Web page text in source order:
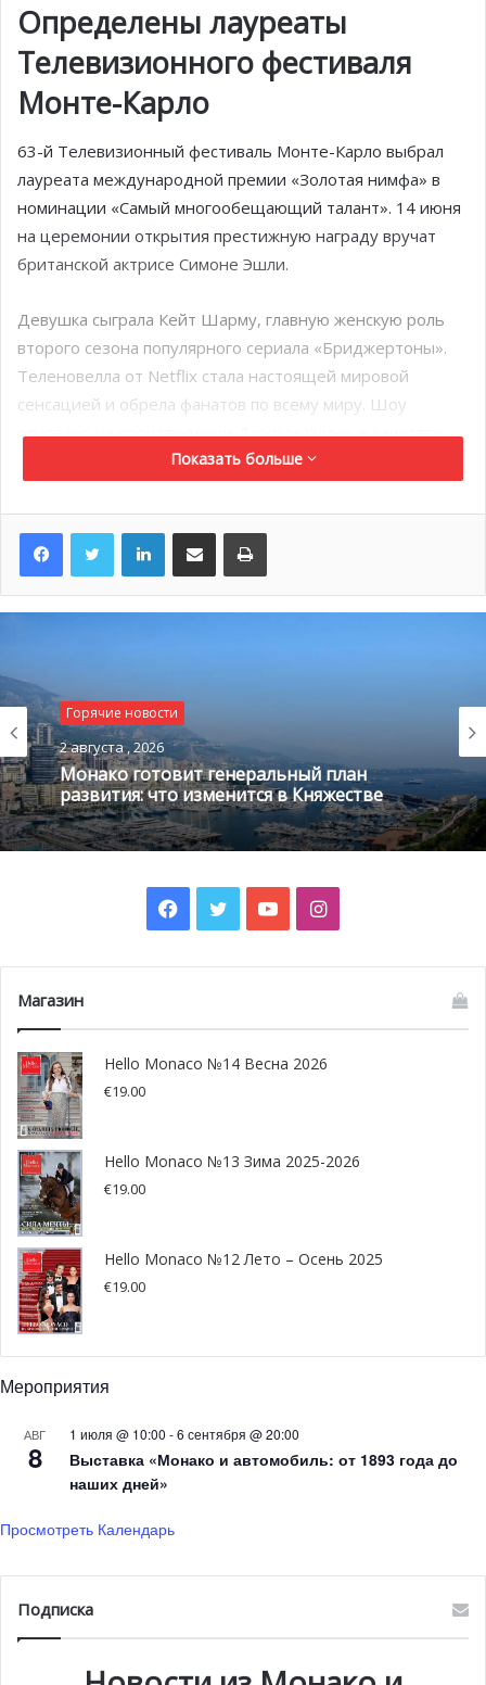
Определены лауреаты
Телевизионного фестиваля
Монте-Карло
63-й Телевизионный фестиваль Монте-Карло выбрал
лауреата международной премии «Золотая нимфа» в
номинации «Самый многообещающий талант». 14 июня
на церемонии открытия престижную награду вручат
британской актрисе Симоне Эшли.
Девушка сыграла Кейт Шарму, главную женскую роль
второго сезона популярного сериала «Бриджертоны».
Теленовелла от Netflix стала настоящей мировой
сенсацией и обрела фанатов по всему миру. Шоу
основано на произведении Джулии Куинн, в качестве
режиссера и сценариста выступила Шонда Раймс. Ранее
«Русалочка» в роли сестры Ариэль и в проектах Amazon
Prime Video и сериалах Netflix.
Звезда британского кино посетит фестиваль Монако в
@Monte-Carlo Television Festival
статистики
Институт статистики и экономических исследований
Монако (IMSEE) опубликовал первые результаты
Согласно собранным данным 23,9% всего населения
страны имеют монегаcскую национальность. Всего на
Показать больше
LinkedInПоделиться по электронной почте Распечатать
Горячие новости
2 августа , 2026
Монако готовит генеральный план
развития: что изменится в Княжестве
Facebook
TwitterYouTubeInstagram
Магазин
Hello Monaco №14 Весна 2026
€19.00
Hello Monaco №13 Зима 2025-2026
€19.00
Hello Monaco №12 Лето – Осень 2025
€19.00
Мероприятия
АВГ
8
1 июля @ 10:00 -6 сентября @ 20:00
Выставка «Монако и автомобиль: от 1893 года до
наших дней»
Просмотреть Календарь
Подписка